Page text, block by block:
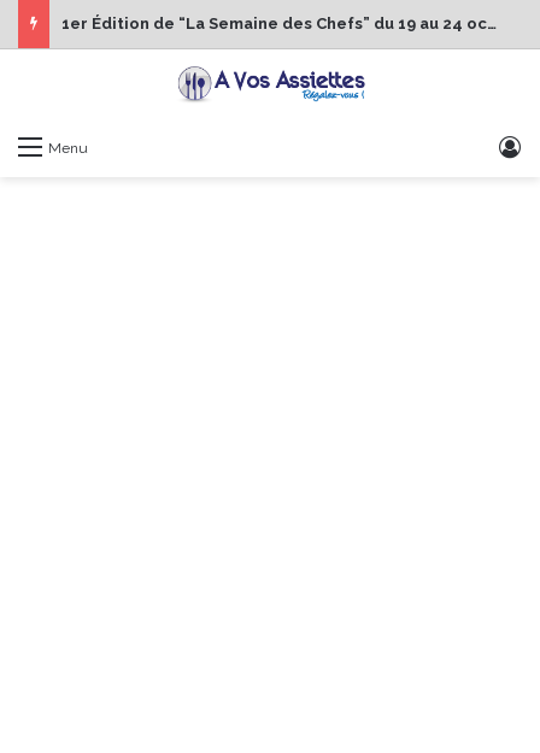
1er Édition de “La Semaine des Chefs” du 19 au 24 octobre 2026
Menu